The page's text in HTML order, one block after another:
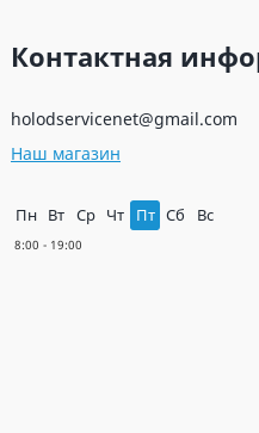
Контактная
holodservicenet@gmail.com
Наш магазин
Пн Вт Ср Чт Пт Сб Вс